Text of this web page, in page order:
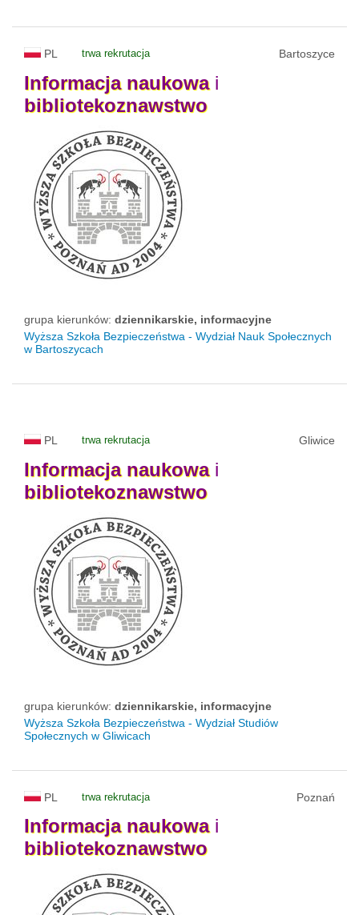
PL trwa rekrutacja Bartoszyce
Informacja naukowai
bibliotekoznawstwo
grupa kierunków: dziennikarskie, informacyjne
Wyższa Szkoła Bezpieczeństwa - Wydział Nauk Społecznych
w Bartoszycach
PL trwa rekrutacja Gliwice
Informacja naukowai
bibliotekoznawstwo
grupa kierunków: dziennikarskie, informacyjne
Wyższa Szkoła Bezpieczeństwa - Wydział Studiów
Społecznych w Gliwicach
PL trwa rekrutacja Poznań
Informacja naukowai
bibliotekoznawstwo